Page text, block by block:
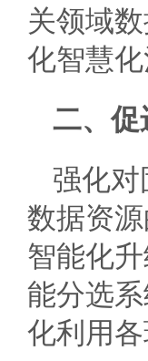
关领域
化智慧
二、促
强化对
数据资
智能化
能分选
化利用